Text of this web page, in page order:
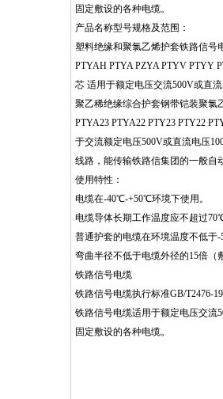
固定敷设的各种电缆。
产品名称型号规格及范围：
塑料绝缘和聚氯乙烯护套铁路信号
PTYAH PTYA PZYA PTYV PTYY
芯 适用于额定电压交流500V或直
聚乙稀绝缘综合护套钢带铠装聚氯
PTYA23 PTYA22 PTY23 PTY22
于交流额定电压500V或直流电压
线路，能传输铁路信集团的一般自
使用特性：
电缆在-40℃-+50℃环境下使用。
电缆导体长期工作温度应不超过
普通护套的电缆在环境温度不低
弯曲半径不低于电缆外径的15倍
铁路信号电缆
铁路信号电缆执行标准GB/T2476-
铁路信号电缆适用于额定电压交流
固定敷设的各种电缆。